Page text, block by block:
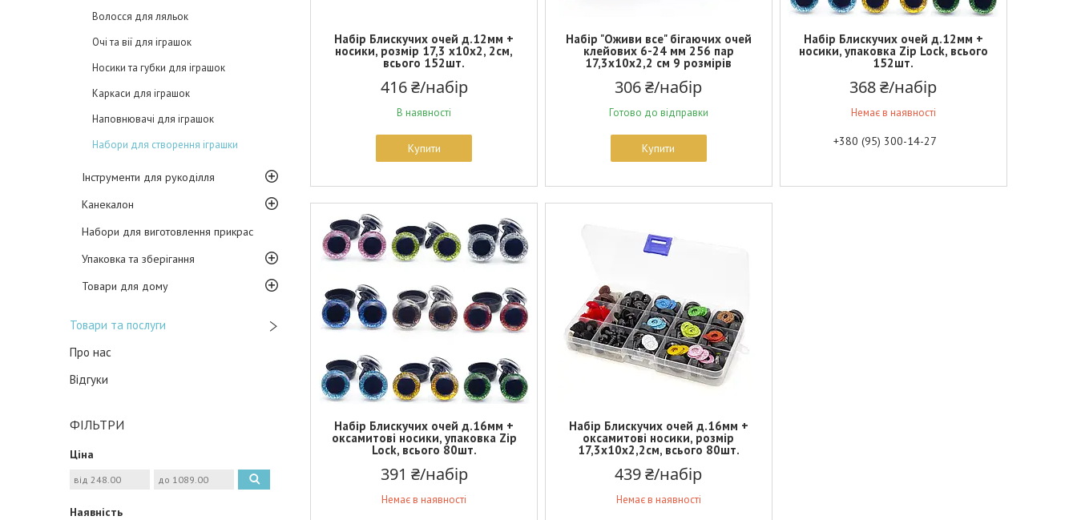
Волосся для ляльок
Очі та вії для іграшок
Носики та губки для іграшок
Каркаси для іграшок
Наповнювачі для іграшок
Набори для створення іграшки
Інструменти для рукоділля
Канекалон
Набори для виготовлення прикрас
Упаковка та зберігання
Товари для дому
Товари та послуги
Про нас
Відгуки
ФІЛЬТРИ
Ціна
Наявність
Набір Блискучих очей д.12мм +
носики, розмір 17,3 х10х2, 2см,
всього 152шт.
416 ₴/набір
В наявності
Купити
Набір "Оживи все" бігаючих очей
клейових 6-24 мм 256 пар
17,3х10х2,2 см 9 розмірів
306 ₴/набір
Готово до відправки
Купити
Набір Блискучих очей д.12мм +
носики, упаковка Zip Lock, всього
152шт.
368 ₴/набір
Немає в наявності
+380 (95) 300-14-27
Набір Блискучих очей д.16мм +
оксамитові носики, упаковка Zip
Lock, всього 80шт.
391 ₴/набір
Немає в наявності
Набір Блискучих очей д.16мм +
оксамитові носики, розмір
17,3х10х2,2см, всього 80шт.
439 ₴/набір
Немає в наявності